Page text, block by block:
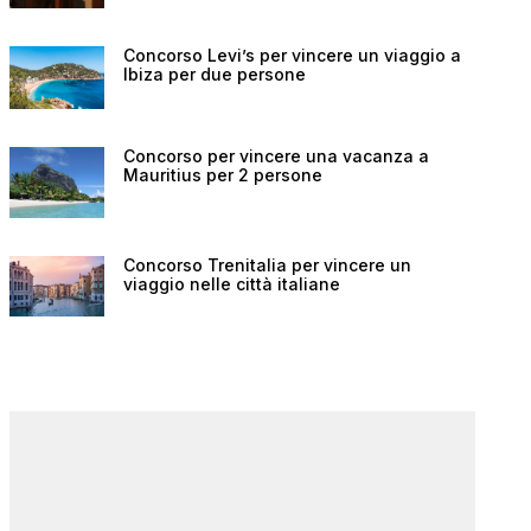
Concorso Levi’s per vincere un viaggio a
Ibiza per due persone
Concorso per vincere una vacanza a
Mauritius per 2 persone
Concorso Trenitalia per vincere un
viaggio nelle città italiane